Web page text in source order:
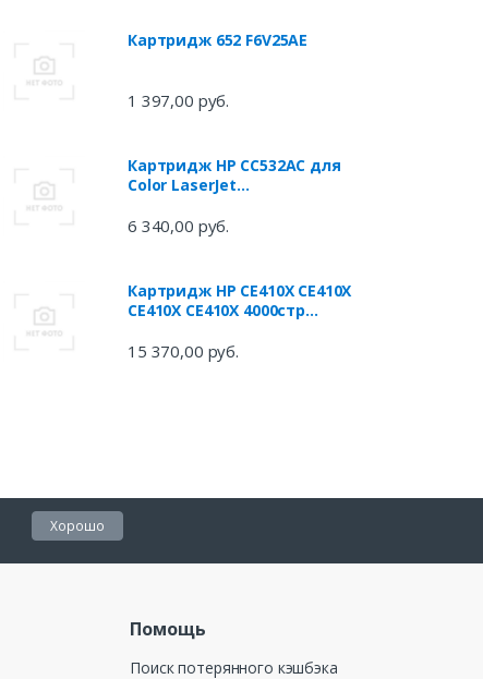
Картридж 652 F6V25AE
1 397,00 руб.
Картридж HP CC532AC для
Сolor LaserJet
2320fxi/2320n/2320nf желтый
6 340,00 руб.
Картридж HP CE410X CE410X
CE410X CE410X 4000стр
15 370,00 руб.
Хорошо
Помощь
Поиск потерянного кэшбэка